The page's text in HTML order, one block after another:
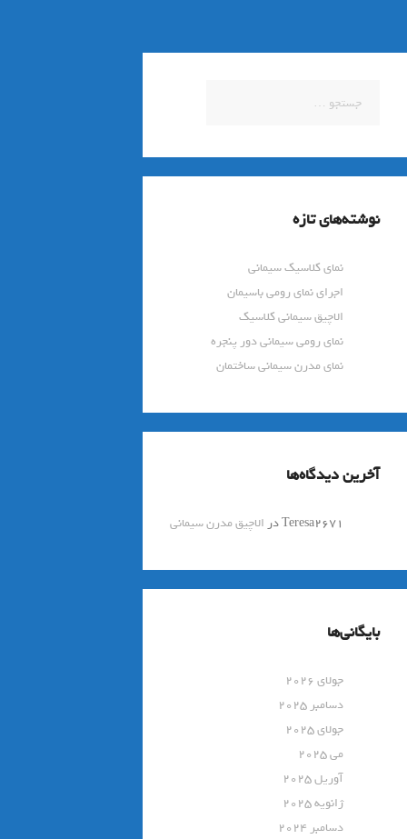
برای:
نوشته‌های تازه
نمای کلاسیک سیمانی
اجرای نمای رومی باسیمان
الاچیق سیمانی کلاسیک
نمای رومی سیمانی دور پنجره
نمای مدرن سیمانی ساختمان
آخرین دیدگاه‌ها
Teresa2671در الاچیق مدرن سیمانی
بایگانی‌ها
جولای 2026
دسامبر 2025
جولای 2025
می 2025
آوریل 2025
ژانویه 2025
دسامبر 2024